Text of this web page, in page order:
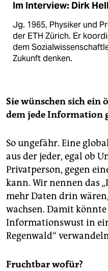
Im Interview: Dirk
Jg. 1965, Physiker und
der ETH Zürich. Er
dem
Zukunft denken.
Sie wünschen sich ein
dem jede Information
So ungefähr. Eine
aus der jeder, egal ob
Privatperson, gegen
kann. Wir nennen das
mehr Daten drin
wachsen. Damit
Informationswust in
Regenwald“
Fruchtbar wofür?